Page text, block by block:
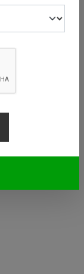
dramatisch
Copyrights
(Etats-Unis)